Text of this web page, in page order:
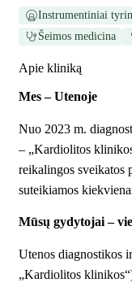
Instrumentiniai
Šeimos medicina
Apie kliniką
Mes – Utenoje
Nuo 2023 m.
– „Kardiolitos
reikalingos sveikatos
suteikiamos
Mūsų gydytojai –
Utenos diagnostikos
„Kardiolitos